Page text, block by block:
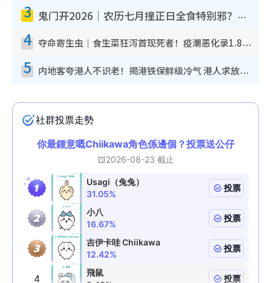
3 鬼门开2026｜农历七月撞正日全食特别邪？专家警告切忌做一事！揭4大禁忌+2招保平安
4 夺命寄生虫｜食生菜狂泻首现死者！疫潮恶化录1.8万宗病例 揭洗菜3大谬误
5 内地客夸港人不识老！揭港铁保鲜级冷气 港人求放过：别投诉